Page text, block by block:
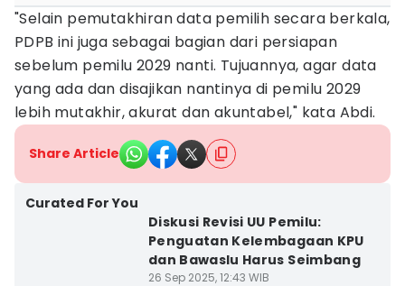
"Selain pemutakhiran data pemilih secara berkala,
PDPB ini juga sebagai bagian dari persiapan
sebelum pemilu 2029 nanti. Tujuannya, agar data
yang ada dan disajikan nantinya di pemilu 2029
lebih mutakhir, akurat dan akuntabel," kata Abdi.
Share Article
Curated For You
Diskusi Revisi UU Pemilu:
Penguatan Kelembagaan KPU
dan Bawaslu Harus Seimbang
26 Sep 2025, 12:43 WIB